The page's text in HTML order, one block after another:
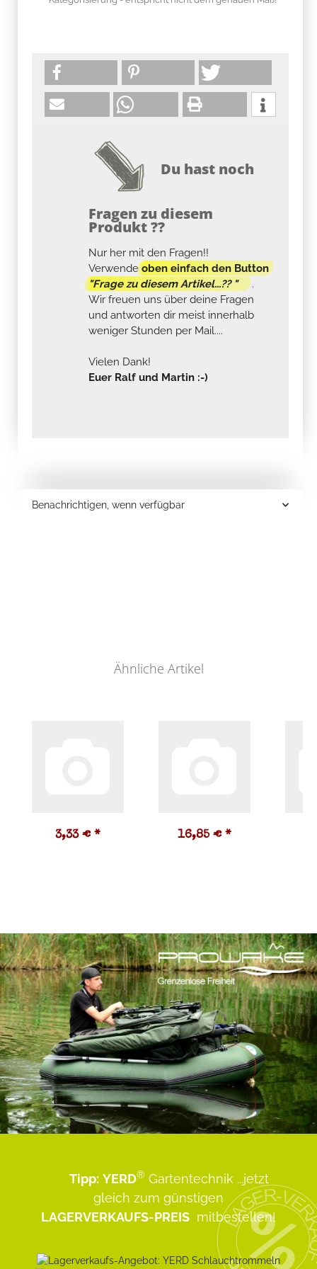
Du hast noch
Fragen zu diesem
Produkt ??
Nur her mit den Fragen!!
Verwendeoben einfach den Button
"Frage zu diesem Artikel...?? "
.
Wir freuen uns über deine Fragen
und antworten dir meist innerhalb
weniger Stunden per Mail....
Vielen Dank!
Euer Ralf und Martin :-)
Benachrichtigen, wenn verfügbar
Ähnliche Artikel
3,33 € * 16,85 € *
Tipp: YERD® Gartentechnik ...jetzt
gleich zum günstigen
LAGERVERKAUFS-PREIS mitbestellen!